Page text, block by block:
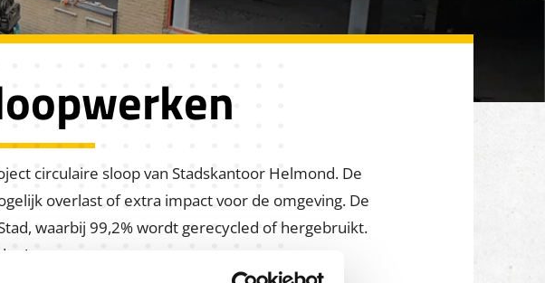
circulaire sloop van Stadskantoor Helmond. De
overlast of extra impact voor de omgeving. De
waarbij 99,2% wordt gerecycled of hergebruikt.